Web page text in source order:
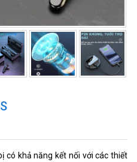
có khả năng kết nối với các thiết